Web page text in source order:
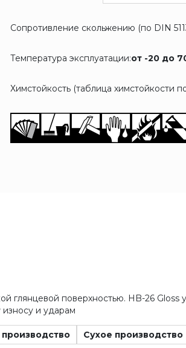
Сопротивление скольжению (по DIN
Температура эксплуатации:от -20 до
Химстойкость (таблица химстойкости
глянцевой поверхностью. HB-26 Gloss
и ударам
Сухое производство